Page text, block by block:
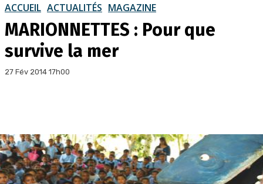
ACCUEIL ACTUALITÉS MAGAZINE
MARIONNETTES : Pour que
survive la mer
27 Fév 2014 17h00